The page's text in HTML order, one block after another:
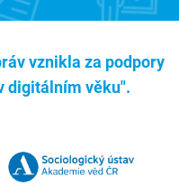
vznikla za podpory
digitálním věku".